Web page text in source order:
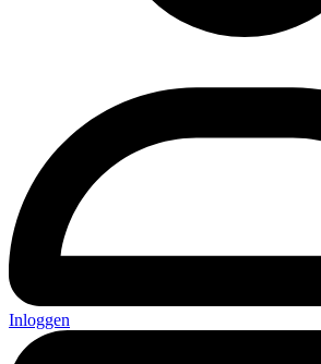
Inloggen